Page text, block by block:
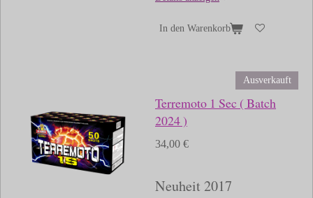
In den Warenkorb
Ausverkauft
Terremoto 1 Sec ( Batch
2024 )
34,00 €
Neuheit 2017